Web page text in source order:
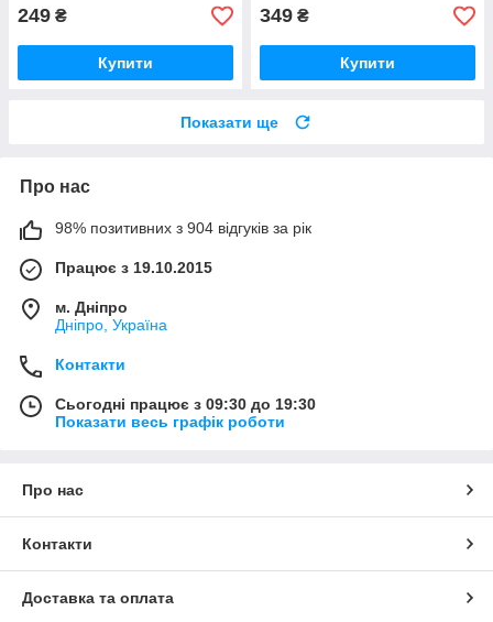
249 ₴
Купити
якісно!
349 ₴
Купити
Показати ще
Про нас
98% позитивних з 904 відгуків за рік
Працює з 19.10.2015
м. Дніпро
Дніпро, Україна
Контакти
Сьогодні працює з 09:30 до 19:30
Показати весь графік роботи
Про нас
Контакти
Доставка та оплата